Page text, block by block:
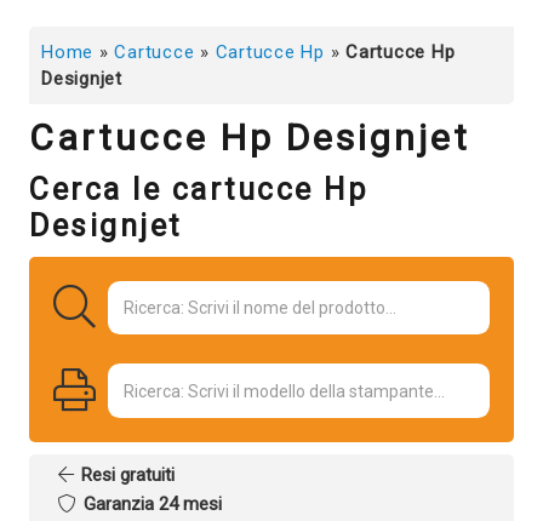
Home »Cartucce » Cartucce Hp » Cartucce Hp
Designjet
Cartucce Hp Designjet
Cerca le cartucce Hp
Designjet
Resi gratuiti
Garanzia 24 mesi